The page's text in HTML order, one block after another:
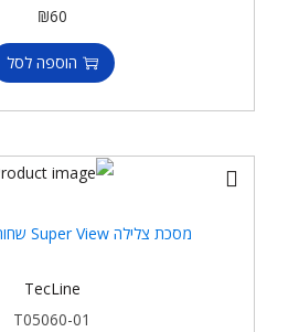
₪60
הוספה לסל
מסכת צלילה Super View שחור עדשה צהובה
TecLine
T05060-01